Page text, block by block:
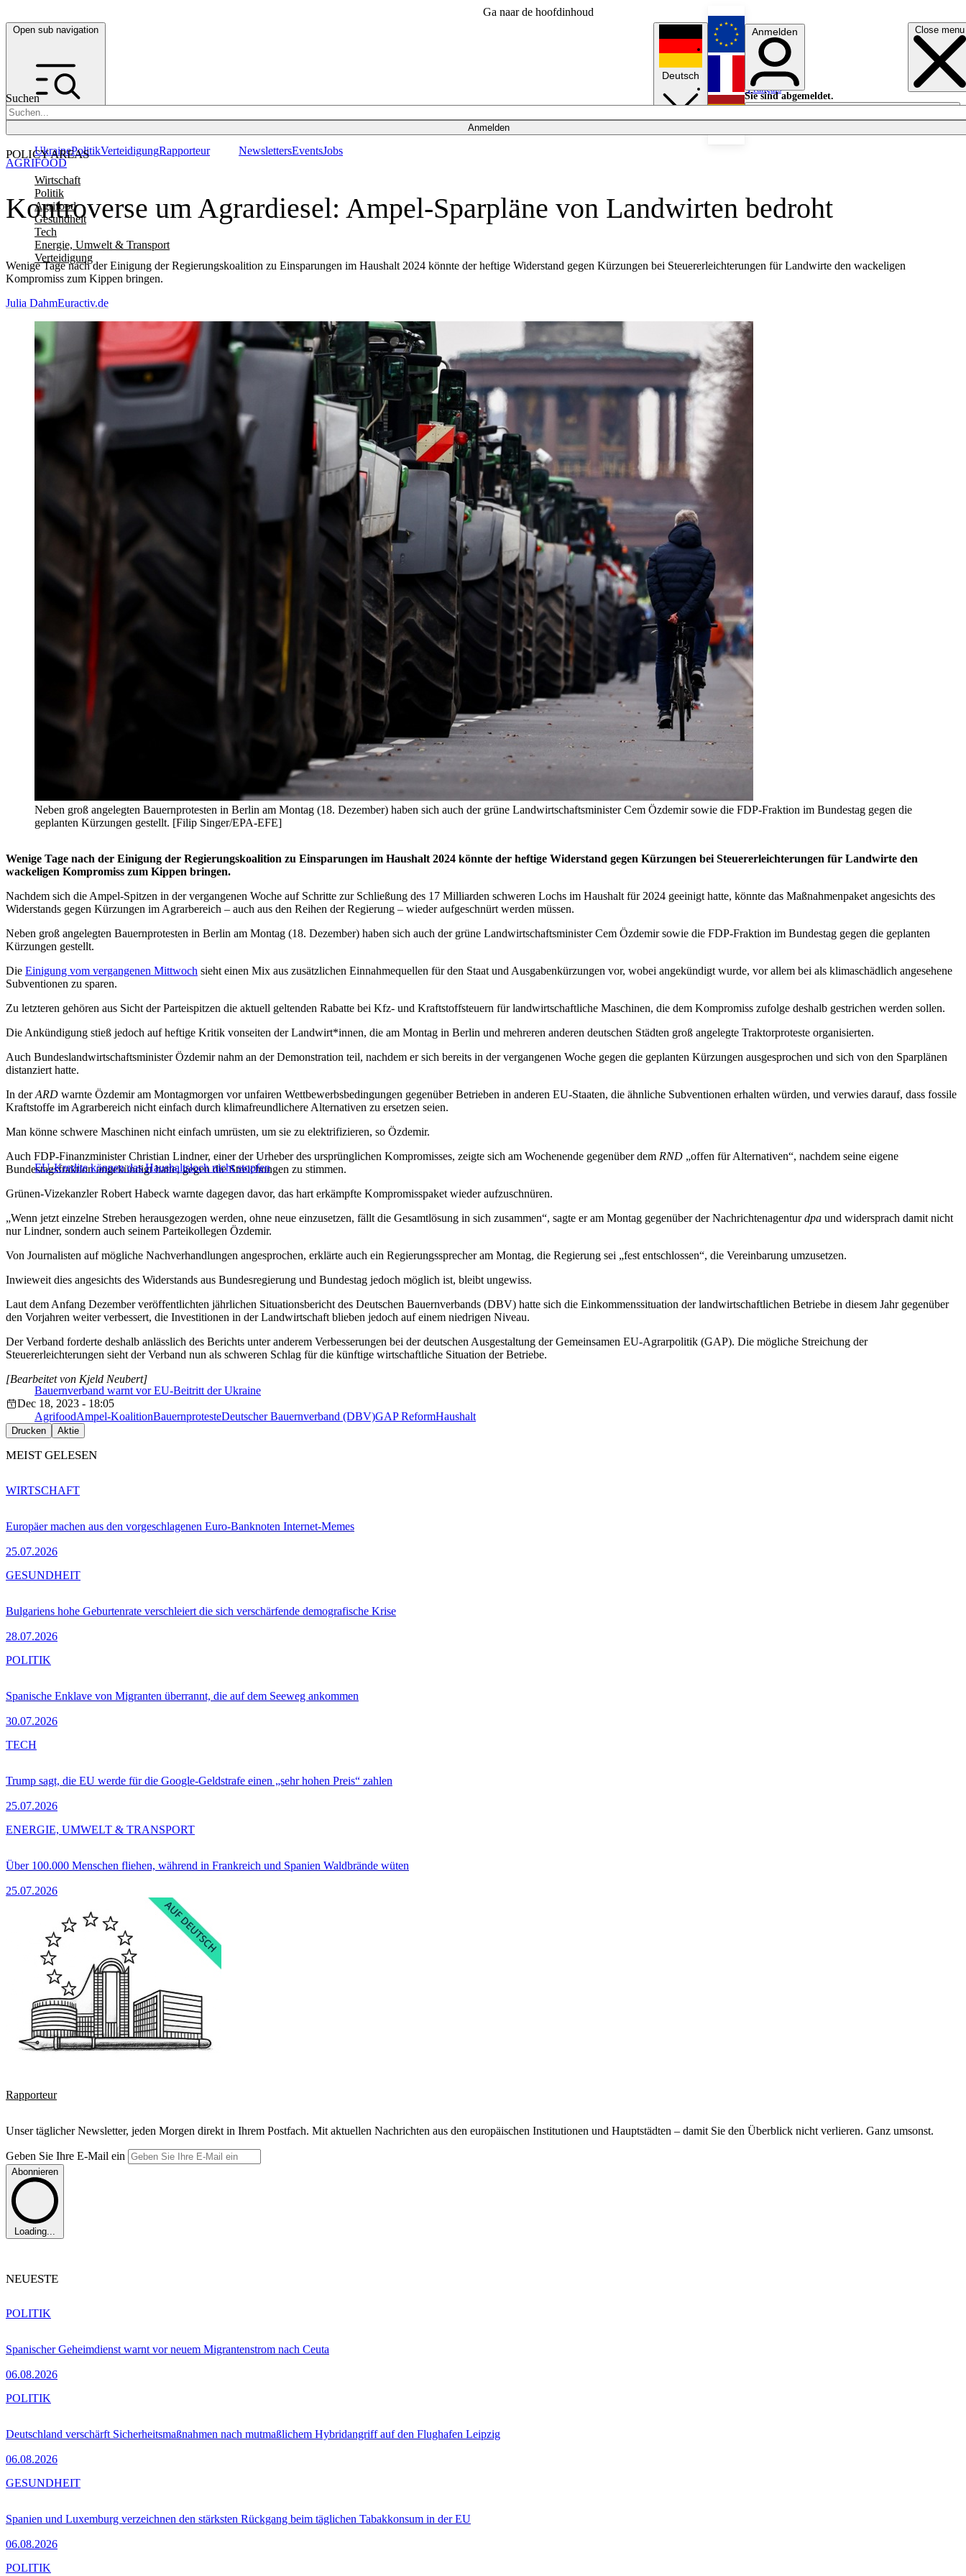
Ga naar de hoofdinhoud
Open sub navigation Close menu
Suchen
Anmelden
POLICY AREAS
Wirtschaft
Politik
Agrifood
Gesundheit
Tech
Energie, Umwelt & Transport
Verteidigung
UkrainePolitikVerteidigungRapporteur NewslettersEventsJobs
Deutsch
English
Français
Anmelden
Sie sind abgemeldet.
Anmelden
Licht aus
Kontroverse um Agrardiesel: Ampel-Sparpläne von Landwirten bedroht
Wenige Tage nach der Einigung der Regierungskoalition zu Einsparungen im Haushalt 2024 könnte der heftige Widerstand gegen Kürzungen bei Steuererleichterungen für Landwirte den wackeligen
Kompromiss zum Kippen bringen.
AGRIFOOD
Julia DahmEuractiv.de
Neben groß angelegten Bauernprotesten in Berlin am Montag (18. Dezember) haben sich auch der grüne Landwirtschaftsminister Cem Özdemir sowie die FDP-Fraktion im Bundestag gegen die
geplanten Kürzungen gestellt. [Filip Singer/EPA-EFE]
Wenige Tage nach der Einigung der Regierungskoalition zu Einsparungen im Haushalt 2024 könnte der heftige Widerstand gegen Kürzungen bei Steuererleichterungen für Landwirte den
wackeligen Kompromiss zum Kippen bringen.
Nachdem sich die Ampel-Spitzen in der vergangenen Woche auf Schritte zur Schließung des 17 Milliarden schweren Lochs im Haushalt für 2024 geeinigt hatte, könnte das Maßnahmenpaket angesichts des
Widerstands gegen Kürzungen im Agrarbereich – auch aus den Reihen der Regierung – wieder aufgeschnürt werden müssen.
Neben groß angelegten Bauernprotesten in Berlin am Montag (18. Dezember) haben sich auch der grüne Landwirtschaftsminister Cem Özdemir sowie die FDP-Fraktion im Bundestag gegen die geplanten
Kürzungen gestellt.
Die Einigung vom vergangenen Mittwoch sieht einen Mix aus zusätzlichen Einnahmequellen für den Staat und Ausgabenkürzungen vor, wobei angekündigt wurde, vor allem bei als klimaschädlich angesehene
Subventionen zu sparen.
Zu letzteren gehören aus Sicht der Parteispitzen die aktuell geltenden Rabatte bei Kfz- und Kraftstoffsteuern für landwirtschaftliche Maschinen, die dem Kompromiss zufolge deshalb gestrichen werden sollen.
Die Ankündigung stieß jedoch auf heftige Kritik vonseiten der Landwirt*innen, die am Montag in Berlin und mehreren anderen deutschen Städten groß angelegte Traktorproteste organisierten.
Auch Bundeslandwirtschaftsminister Özdemir nahm an der Demonstration teil, nachdem er sich bereits in der vergangenen Woche gegen die geplanten Kürzungen ausgesprochen und sich von den Sparplänen
distanziert hatte.
In derARD warnte Özdemir am Montagmorgen vor unfairen Wettbewerbsbedingungen gegenüber Betrieben in anderen EU-Staaten, die ähnliche Subventionen erhalten würden, und verwies darauf, dass fossile
Kraftstoffe im Agrarbereich nicht einfach durch klimafreundlichere Alternativen zu ersetzen seien.
Man könne schwere Maschinen nicht einfach umrüsten, um sie zu elektrifizieren, so Özdemir.
EU-Kredite können das Haushaltsloch nicht stopfen
Auch FDP-Finanzminister Christian Lindner, einer der Urheber des ursprünglichen Kompromisses, zeigte sich am Wochenende gegenüber dem RND „offen für Alternativen“, nachdem seine eigene
Bundestagsfraktion angekündigt hatte, gegen die Streichungen zu stimmen.
Grünen-Vizekanzler Robert Habeck warnte dagegen davor, das hart erkämpfte Kompromisspaket wieder aufzuschnüren.
„Wenn jetzt einzelne Streben herausgezogen werden, ohne neue einzusetzen, fällt die Gesamtlösung in sich zusammen“, sagte er am Montag gegenüber der Nachrichtenagenturdpa und widersprach damit nicht
nur Lindner, sondern auch seinem Parteikollegen Özdemir.
Von Journalisten auf mögliche Nachverhandlungen angesprochen, erklärte auch ein Regierungssprecher am Montag, die Regierung sei „fest entschlossen“, die Vereinbarung umzusetzen.
Inwieweit dies angesichts des Widerstands aus Bundesregierung und Bundestag jedoch möglich ist, bleibt ungewiss.
Laut dem Anfang Dezember veröffentlichten jährlichen Situationsbericht des Deutschen Bauernverbands (DBV) hatte sich die Einkommenssituation der landwirtschaftlichen Betriebe in diesem Jahr gegenüber
den Vorjahren weiter verbessert, die Investitionen in der Landwirtschaft blieben jedoch auf einem niedrigen Niveau.
Der Verband forderte deshalb anlässlich des Berichts unter anderem Verbesserungen bei der deutschen Ausgestaltung der Gemeinsamen EU-Agrarpolitik (GAP). Die mögliche Streichung der
Steuererleichterungen sieht der Verband nun als schweren Schlag für die künftige wirtschaftliche Situation der Betriebe.
Bauernverband warnt vor EU-Beitritt der Ukraine
[Bearbeitet von Kjeld Neubert]
Dec 18, 2023 - 18:05
AgrifoodAmpel-KoalitionBauernprotesteDeutscher Bauernverband (DBV)GAP ReformHaushalt
Drucken Aktie
MEIST GELESEN
Europäer machen aus den vorgeschlagenen Euro-Banknoten Internet-Memes
25.07.2026
WIRTSCHAFT
Bulgariens hohe Geburtenrate verschleiert die sich verschärfende demografische Krise
28.07.2026
GESUNDHEIT
Spanische Enklave von Migranten überrannt, die auf dem Seeweg ankommen
30.07.2026
POLITIK
Trump sagt, die EU werde für die Google-Geldstrafe einen „sehr hohen Preis“ zahlen
25.07.2026
TECH
Über 100.000 Menschen fliehen, während in Frankreich und Spanien Waldbrände wüten
25.07.2026
ENERGIE, UMWELT & TRANSPORT
Rapporteur
Unser täglicher Newsletter, jeden Morgen direkt in Ihrem Postfach. Mit aktuellen Nachrichten aus den europäischen Institutionen und Hauptstädten – damit Sie den Überblick nicht verlieren. Ganz umsonst.
Geben Sie Ihre E-Mail ein
Abonnieren
Loading...
NEUESTE
Spanischer Geheimdienst warnt vor neuem Migrantenstrom nach Ceuta
06.08.2026
POLITIK
Deutschland verschärft Sicherheitsmaßnahmen nach mutmaßlichem Hybridangriff auf den Flughafen Leipzig
06.08.2026
POLITIK
Spanien und Luxemburg verzeichnen den stärksten Rückgang beim täglichen Tabakkonsum in der EU
06.08.2026
GESUNDHEIT
POLITIK